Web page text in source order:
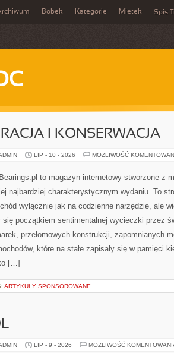
Bobek Kategorie Mietek Spis
I KONSERWACJA
LIP - 10 - 2026 MOŻLIWOŚĆ
to magazyn internetowy stworzone z
najbardziej charakterystycznym wydaniu. To
wyłącznie jak na codzienne narzędzie, ale
się początkiem sentimentalnej wycieczki przez
przełomowych konstrukcji, zapomnianych
które na stałe zapisały się w pamięci
[…]
ARTYKUŁY SPONSOROWANE
LIP - 9 - 2026 MOŻLIWOŚĆ